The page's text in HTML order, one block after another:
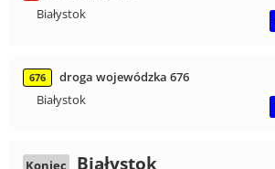
Białystok
676
droga wojewódzka 676
Białystok
Koniec Białystok